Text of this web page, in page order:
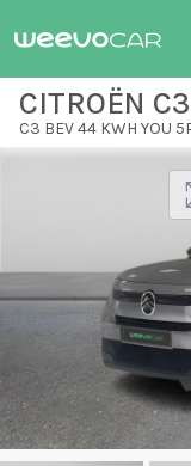
CITROËN C3
C3 BEV 44 KWH YOU